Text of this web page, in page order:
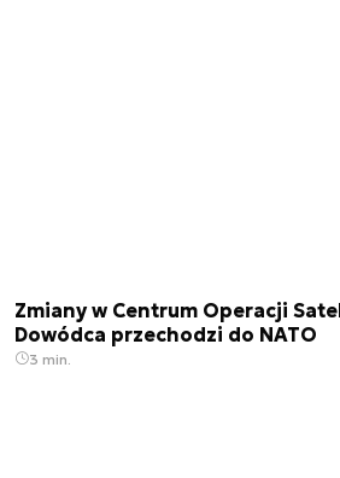
Zmiany w Centrum Operacji
Dowódca przechodzi do NATO
3 min.